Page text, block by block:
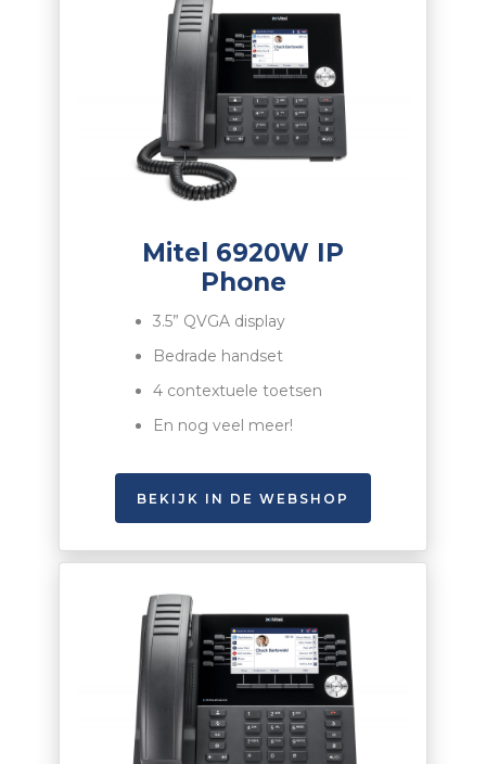
Mitel 6920W IP
Phone
3.5” QVGAdisplay
Bedrade handset
4 contextuele toetsen
En nog veel meer!
BEKIJK IN DE WEBSHOP